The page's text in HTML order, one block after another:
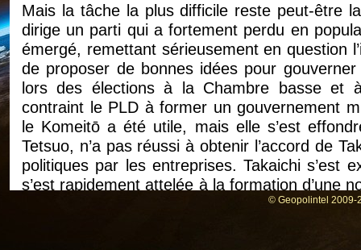
Mais la tâche la plus difficile reste peut-être
dirige un parti qui a fortement perdu en
émergé, remettant sérieusement en question
de proposer de bonnes idées pour
lors des élections à la Chambre basse et
contraint le PLD à former un gouvernement
le Komeitō a été utile, mais elle s’est
Tetsuo, n’a pas réussi à obtenir l’accord de
politiques par les entreprises. Takaichi s’est
s’est rapidement attelée à la formation d’une
l’innovation du Japon). Cela lui a assuré
© Geopolintel 2009-